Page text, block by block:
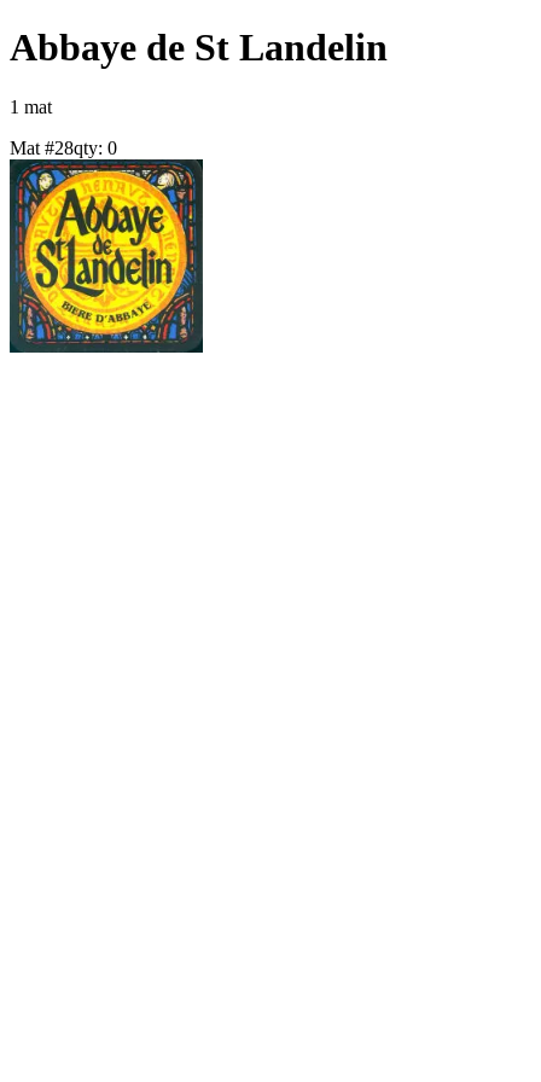
Abbaye de St Landelin
1 mat
Mat #28qty: 0